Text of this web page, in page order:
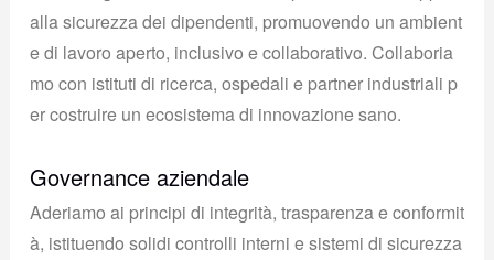
alla sicurezza dei dipendenti, promuovendo un ambient
e di lavoro aperto, inclusivo e collaborativo. Collaboria
mo con istituti di ricerca, ospedali e partner industriali p
er costruire un ecosistema di innovazione sano.
Governance aziendale
Aderiamo ai principi di integrità, trasparenza e conformit
à, istituendo solidi controlli interni e sistemi di sicurezza